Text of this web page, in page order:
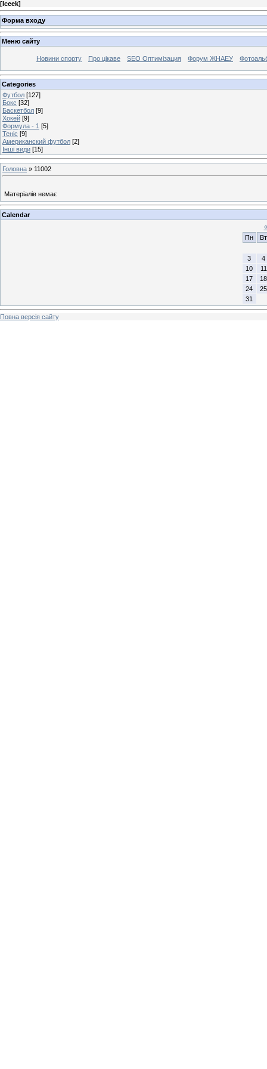
[Iceek]
Форма входу
Меню сайту
Новини спорту Про цікаве SEO Оптимізация Форум ЖНАЕУ
Categories
Футбол [127]
Бокс [32]
Баскетбол [9]
Хокей [9]
Формула - 1 [5]
Теніс [9]
Американский футбол [2]
Інші види [15]
Головна » 11002
Матеріалів немає
Calendar
«
Пн
Вт
3
4
10
11
17
18
24
25
31
Повна версія сайту